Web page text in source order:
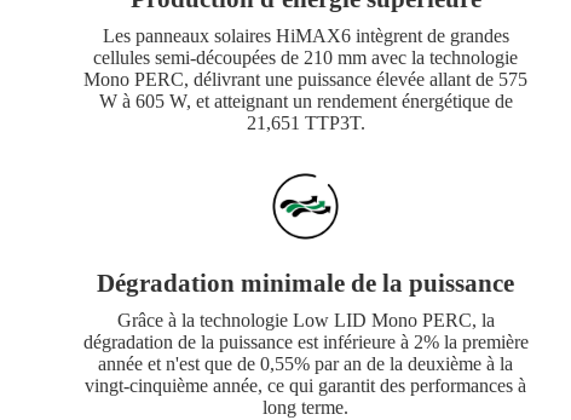
Les panneaux solaires HiMAX6 intègrent de grandes
cellules semi-découpées de 210 mm avec la technologie
Mono PERC, délivrant une puissance élevée allant de 575
W à 605 W, et atteignant un rendement énergétique de
21,651 TTP3T.
Dégradation minimale de la puissance
Grâce à la technologie Low LID Mono PERC, la
dégradation de la puissance est inférieure à 2% la première
année et n'est que de 0,55% par an de la deuxième à la
vingt-cinquième année, ce qui garantit des performances à
long terme.